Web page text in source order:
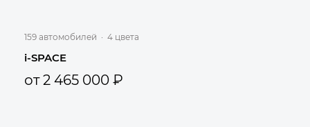
159 автомобилей · 4 цвета
i-SPACE
от 2 465 000 ₽